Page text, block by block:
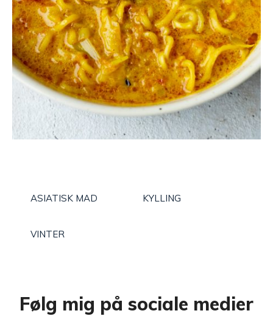
ASIATISK MAD KYLLING
VINTER
Følg mig på sociale medier